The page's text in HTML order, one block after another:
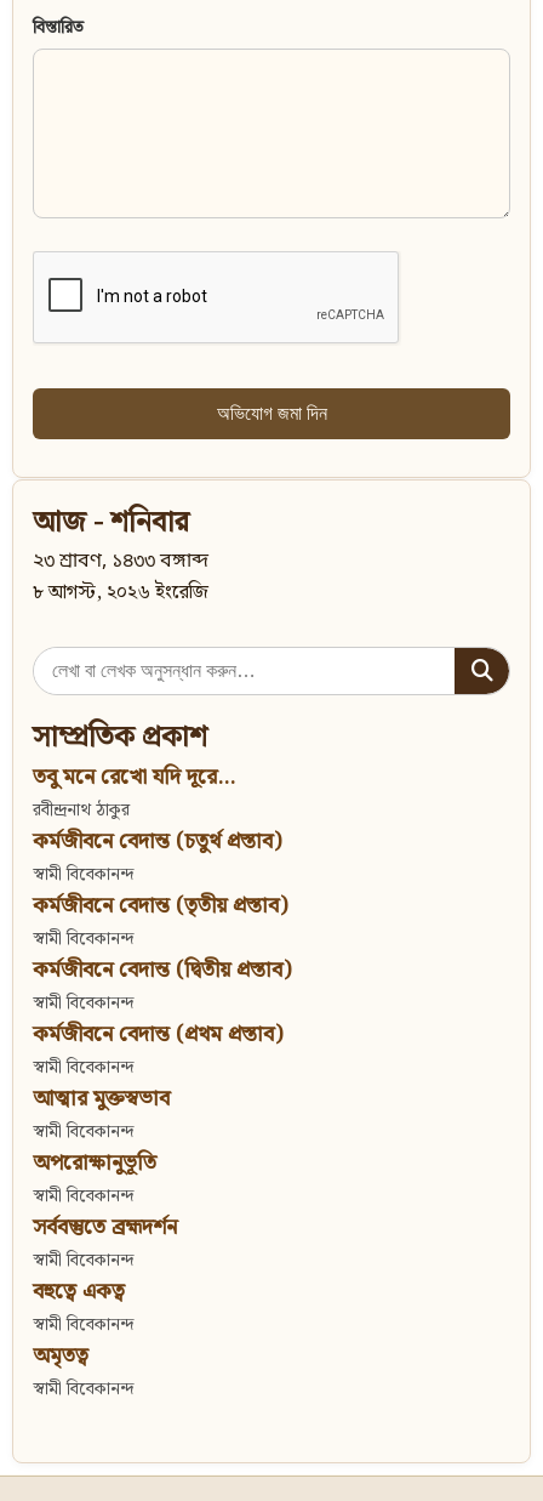
বিস্তারিত
অভিযোগ জমা দিন
আজ - শনিবার
২৩ শ্রাবণ, ১৪৩৩ বঙ্গাব্দ
৮ আগস্ট, ২০২৬ ইংরেজি
Search
for:
সাম্প্রতিক প্রকাশ
তবু মনে রেখো যদি দূরে...
রবীন্দ্রনাথ ঠাকুর
কর্মজীবনে বেদান্ত (চতুর্থ প্রস্তাব)
স্বামী বিবেকানন্দ
কর্মজীবনে বেদান্ত (তৃতীয় প্রস্তাব)
স্বামী বিবেকানন্দ
কর্মজীবনে বেদান্ত (দ্বিতীয় প্রস্তাব)
স্বামী বিবেকানন্দ
কর্মজীবনে বেদান্ত (প্রথম প্রস্তাব)
স্বামী বিবেকানন্দ
আত্মার মুক্তস্বভাব
স্বামী বিবেকানন্দ
অপরোক্ষানুভূতি
স্বামী বিবেকানন্দ
সর্ববস্তুতে ব্রহ্মদর্শন
স্বামী বিবেকানন্দ
বহুত্বে একত্ব
স্বামী বিবেকানন্দ
অমৃতত্ব
স্বামী বিবেকানন্দ